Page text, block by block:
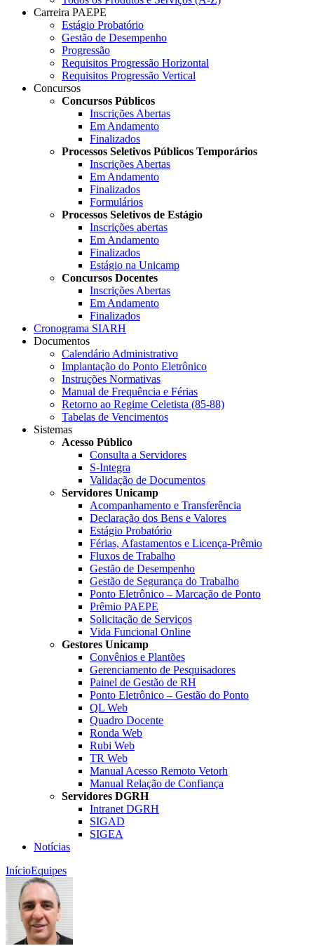
Carreira PAEPE
Estágio Probatório
Gestão de Desempenho
Progressão
Requisitos Progressão Horizontal
Requisitos Progressão Vertical
Concursos
Concursos Públicos
Inscrições Abertas
Em Andamento
Finalizados
Processos Seletivos Públicos Temporários
Inscrições Abertas
Em Andamento
Finalizados
Formulários
Processos Seletivos de Estágio
Inscrições abertas
Em Andamento
Finalizados
Estágio na Unicamp
Concursos Docentes
Inscrições Abertas
Em Andamento
Finalizados
Cronograma SIARH
Documentos
Calendário Administrativo
Implantação do Ponto Eletrônico
Instruções Normativas
Manual de Frequência e Férias
Retorno ao Regime Celetista (85-88)
Tabelas de Vencimentos
Sistemas
Acesso Público
Consulta a Servidores
S-Integra
Validação de Documentos
Servidores Unicamp
Acompanhamento e Transferência
Declaração dos Bens e Valores
Estágio Probatório
Férias, Afastamentos e Licença-Prêmio
Fluxos de Trabalho
Gestão de Desempenho
Gestão de Segurança do Trabalho
Ponto Eletrônico – Marcação de Ponto
Prêmio PAEPE
Solicitação de Serviços
Vida Funcional Online
Gestores Unicamp
Convênios e Plantões
Gerenciamento de Pesquisadores
Painel de Gestão de RH
Ponto Eletrônico – Gestão do Ponto
QL Web
Quadro Docente
Ronda Web
Rubi Web
TR Web
Manual Acesso Remoto Vetorh
Manual Relação de Confiança
Servidores DGRH
Intranet DGRH
SIGAD
SIGEA
Notícias
InícioEquipes